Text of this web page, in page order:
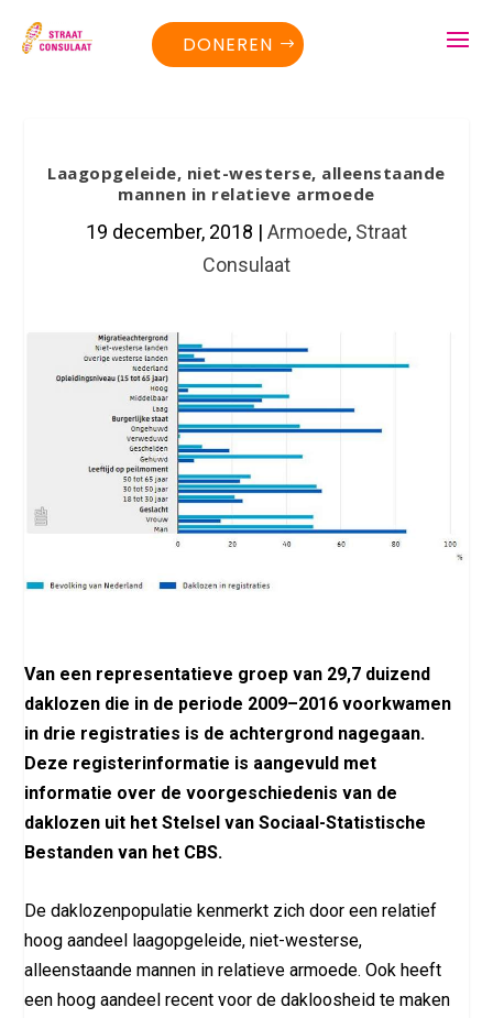
DONEREN
Laagopgeleide, niet-westerse, alleenstaande
mannen in relatieve armoede
19 december, 2018 | Armoede, Straat
Consulaat
Van een representatieve groep van 29,7 duizend
daklozen die in de periode 2009–2016 voorkwamen
in drie registraties is de achtergrond nagegaan.
Deze registerinformatie is aangevuld met
informatie over de voorgeschiedenis van de
daklozen uit het Stelsel van Sociaal-Statistische
Bestanden van het CBS.
De daklozenpopulatie kenmerkt zich door een relatief
hoog aandeel laagopgeleide, niet-westerse,
alleenstaande mannen in relatieve armoede. Ook heeft
een hoog aandeel recent voor de dakloosheid te maken